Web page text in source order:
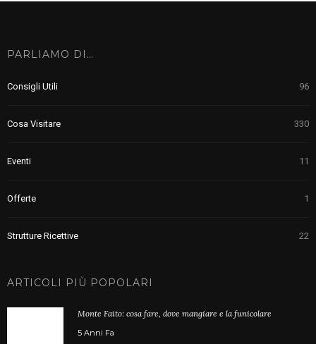
PARLIAMO DI…
Consigli Utili 96
Cosa Visitare 330
Eventi 11
Offerte 1
Strutture Ricettive 22
ARTICOLI PIÙ POPOLARI
Monte Faito: cosa fare, dove mangiare e la funicolare
5 Anni Fa